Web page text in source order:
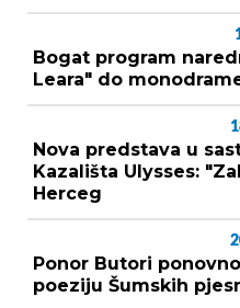
Bogat program
Leara" do
Nova predstava u
Kazališta Ulysses:
Herceg
Ponor Butori
poeziju Šumskih